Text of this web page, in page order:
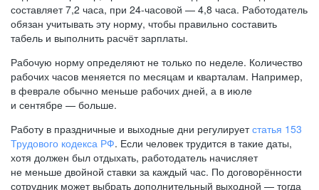
составляет 7,2 часа, при 24-часовой — 4,8 часа. Работодатель
обязан учитывать эту норму, чтобы правильно составить
табель и выполнить расчёт зарплаты.
Рабочую норму определяют не только по неделе. Количество
рабочих часов меняется по месяцам и кварталам. Например,
в феврале обычно меньше рабочих дней, а в июле
и сентябре — больше.
Работу в праздничные и выходные дни регулируетстатья 153
Трудового кодекса РФ. Если человек трудится в такие даты,
хотя должен был отдыхать, работодатель начисляет
не меньше двойной ставки за каждый час. По договорённости
сотрудник может выбрать дополнительный выходной — тогда